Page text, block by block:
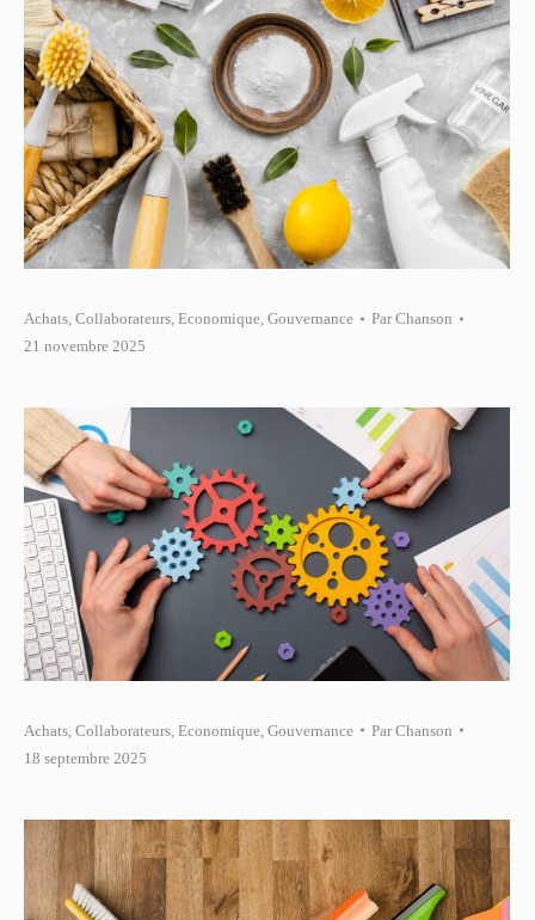
Achats, Collaborateurs, Economique, Gouvernance ParChanson
21 novembre 2025
Achats Collaborateurs Economique Gouvernance ParChanson
18 septembre 2025